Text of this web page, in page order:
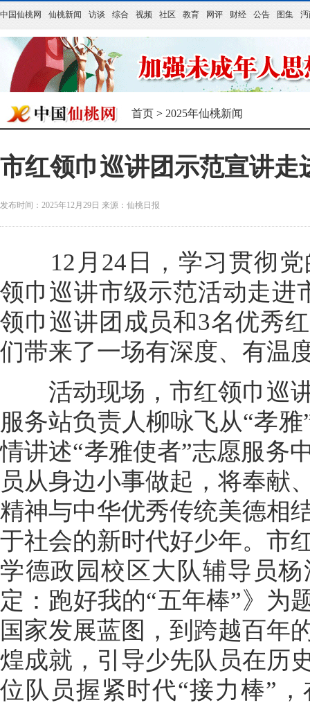
中国仙桃网 仙桃新闻 访谈 综合 视频 社区 教育 网评 财经 公告 图集
首页 > 2025年仙桃新闻
市红领巾巡讲团示范宣讲走
发布时间：2025年12月29日 来源： 仙桃日报
12月24日，学习贯彻党
领巾巡讲市级示范活动走进
领巾巡讲团成员和3名优秀
们带来了一场有深度、有温
活动现场，市红领巾巡讲
服务站负责人柳咏飞从“孝
情讲述“孝雅使者”志愿服务
员从身边小事做起，将奉献
精神与中华优秀传统美德相
于社会的新时代好少年。市
学德政园校区大队辅导员
定：跑好我的“五年棒”》为
国家发展蓝图，到跨越百年
煌成就，引导少先队员在历
位队员握紧时代“接力棒”